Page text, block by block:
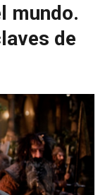
mundo.
de